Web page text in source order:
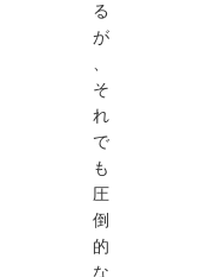
る
が
、
そ
れ
で
も
圧
倒
的
な